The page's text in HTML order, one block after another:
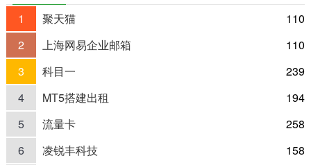
1 聚天猫
110
2
上海网易企业邮箱
110
3
科目一
239
4
MT5搭建出租
194
5
流量卡
258
6
凌锐丰科技
158